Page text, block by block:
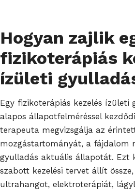
Hogyan zajlik
fizikoterápiás
ízületi
Egy fizikoterápiás kezelés ízületi
alapos állapotfelméréssel
terapeuta megvizsgálja az
mozgástartományát, a fájdalom
gyulladás aktuális állapotát. Ezt
szabott kezelési tervet állít
ultrahangot, elektroterápiát,